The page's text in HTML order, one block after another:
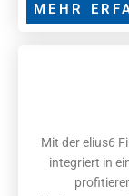
MEHR
Mit der elius6
integriert in